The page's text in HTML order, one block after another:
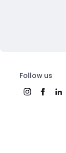
Follow us